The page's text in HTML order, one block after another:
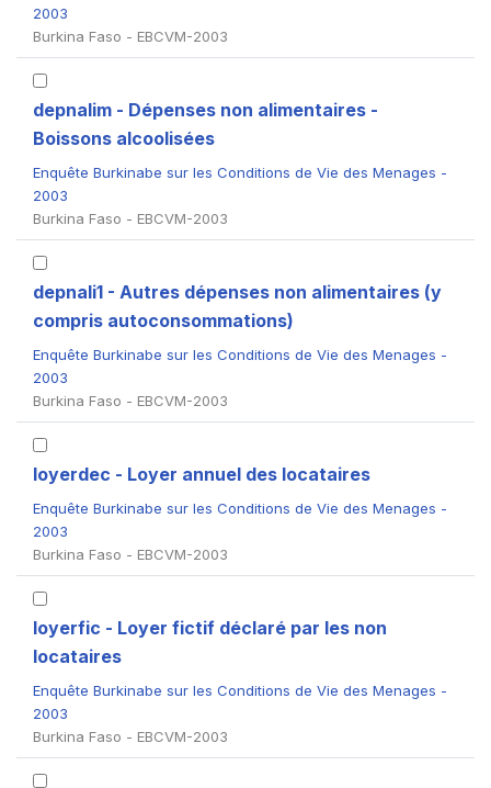
2003
Burkina Faso - EBCVM-2003
depnalim - Dépenses non alimentaires -
Boissons alcoolisées
Enquête Burkinabe sur les Conditions de Vie des Menages -
2003
Burkina Faso - EBCVM-2003
depnali1 - Autres dépenses non alimentaires (y
compris autoconsommations)
Enquête Burkinabe sur les Conditions de Vie des Menages -
2003
Burkina Faso - EBCVM-2003
loyerdec - Loyer annuel des locataires
Enquête Burkinabe sur les Conditions de Vie des Menages -
2003
Burkina Faso - EBCVM-2003
loyerfic - Loyer fictif déclaré par les non
locataires
Enquête Burkinabe sur les Conditions de Vie des Menages -
2003
Burkina Faso - EBCVM-2003